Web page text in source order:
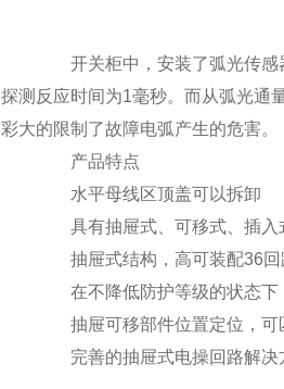
开关柜中，安装了弧光传感
探测反应时间为1毫秒。而从弧光通
彩大的限制了故障电弧产生的危害。
产品特点
水平母线区顶盖可以拆卸
具有抽屉式、可移式、插入
抽屉式结构，高可装配36回
在不降低防护等级的状态下
抽屉可移部件位置定位，可
完善的抽屉式电操回路解决